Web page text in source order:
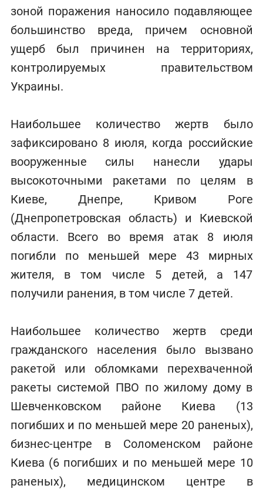
зоной поражения наносило подавляющее
большинство вреда, причем основной
ущерб был причинен на территориях,
контролируемых правительством
Украины.
Наибольшее количество жертв было
зафиксировано 8 июля, когда российские
вооруженные силы нанесли удары
высокоточными ракетами по целям в
Киеве, Днепре, Кривом Роге
(Днепропетровская область) и Киевской
области. Всего во время атак 8 июля
погибли по меньшей мере 43 мирных
жителя, в том числе 5 детей, а 147
получили ранения, в том числе 7 детей.
Наибольшее количество жертв среди
гражданского населения было вызвано
ракетой или обломками перехваченной
ракеты системой ПВО по жилому дому в
Шевченковском районе Киева (13
погибших и по меньшей мере 20 раненых),
бизнес-центре в Соломенском районе
Киева (6 погибших и по меньшей мере 10
раненых), медицинском центре в